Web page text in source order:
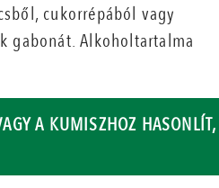
cukorrépából vagy
gabonát. Alkoholtartalma
A KUMISZHOZ HASONLÍT,